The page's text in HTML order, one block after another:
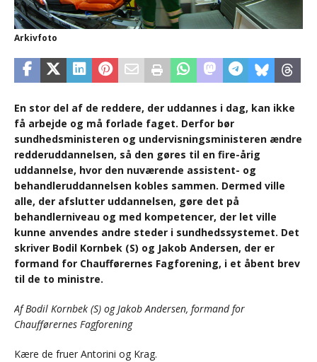
Arkivfoto
En stor del af de reddere, der uddannes i dag, kan ikke
få arbejde og må forlade faget. Derfor bør
sundhedsministeren og undervisningsministeren ændre
redderuddannelsen, så den gøres til en fire-årig
uddannelse, hvor den nuværende assistent- og
behandleruddannelsen kobles sammen. Dermed ville
alle, der afslutter uddannelsen, gøre det på
behandlerniveau og med kompetencer, der let ville
kunne anvendes andre steder i sundhedssystemet. Det
skriver Bodil Kornbek (S) og Jakob Andersen, der er
formand for Chaufførernes Fagforening, i et åbent brev
til de to ministre.
Af Bodil Kornbek (S) og Jakob Andersen, formand for
Chaufførernes Fagforening
Kære de fruer Antorini og Krag.